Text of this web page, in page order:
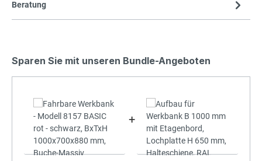
Beratung
Sparen Sie mit unseren Bundle-Angeboten
+